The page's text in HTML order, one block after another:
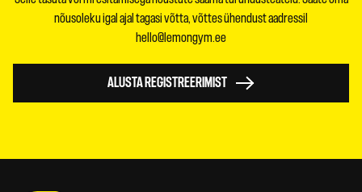
nõusoleku igal ajal tagasi võtta, võttes ühendust aadressil
hello@lemongym.ee
ALUSTA REGISTREERIMIST